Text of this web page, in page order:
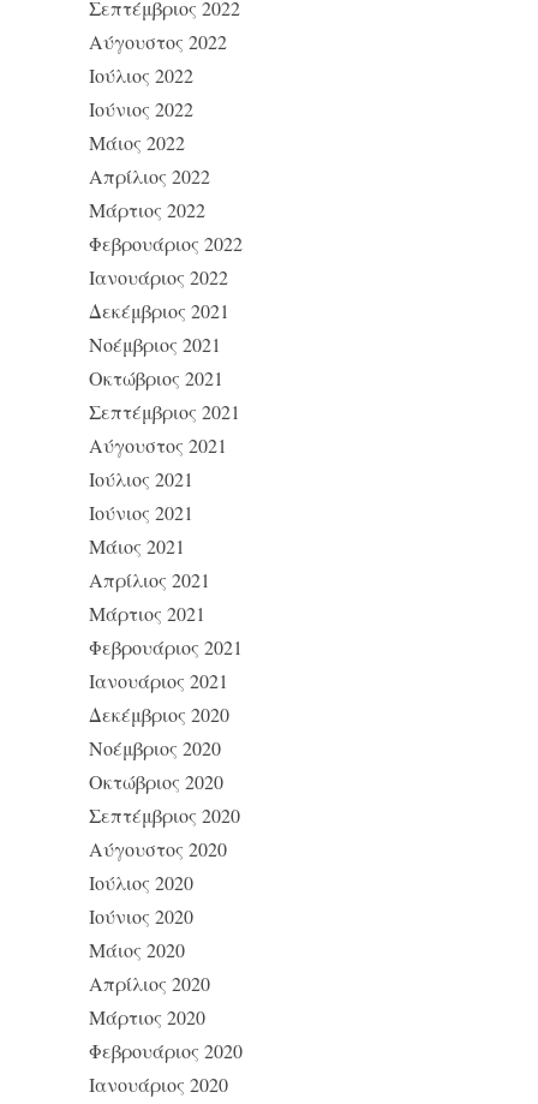
Σεπτέμβριος 2022
Αύγουστος 2022
Ιούλιος 2022
Ιούνιος 2022
Μάιος 2022
Απρίλιος 2022
Μάρτιος 2022
Φεβρουάριος 2022
Ιανουάριος 2022
Δεκέμβριος 2021
Νοέμβριος 2021
Οκτώβριος 2021
Σεπτέμβριος 2021
Αύγουστος 2021
Ιούλιος 2021
Ιούνιος 2021
Μάιος 2021
Απρίλιος 2021
Μάρτιος 2021
Φεβρουάριος 2021
Ιανουάριος 2021
Δεκέμβριος 2020
Νοέμβριος 2020
Οκτώβριος 2020
Σεπτέμβριος 2020
Αύγουστος 2020
Ιούλιος 2020
Ιούνιος 2020
Μάιος 2020
Απρίλιος 2020
Μάρτιος 2020
Φεβρουάριος 2020
Ιανουάριος 2020